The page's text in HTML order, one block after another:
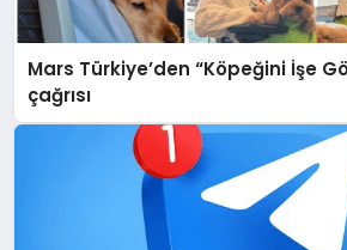
Mars Türkiye’den “Köpeğini İşe
çağrısı